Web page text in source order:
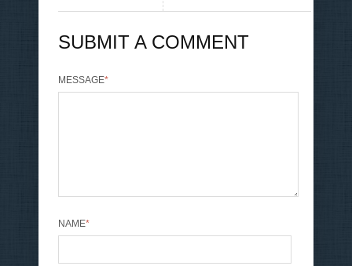
SUBMIT A COMMENT
MESSAGE*
NAME*